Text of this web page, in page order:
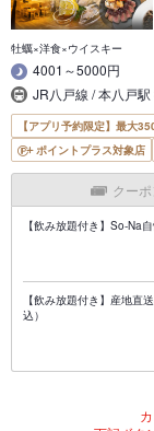
牡蠣×洋食×ウイスキー
4001～5000円
JR八戸線 / 本八戸
【アプリ予約限定】最大
ポイントプラス対象店
クー
【飲み放題付き】So-Na
【飲み放題付き】産地直
込）